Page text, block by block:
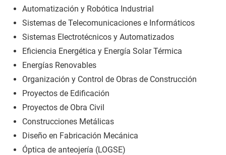
Automatización y Robótica Industrial
Sistemas de Telecomunicaciones e Informáticos
Sistemas Electrotécnicos y Automatizados
Eficiencia Energética y Energía Solar Térmica
Energías Renovables
Organización y Control de Obras de Construcción
Proyectos de Edificación
Proyectos de Obra Civil
Construcciones Metálicas
Diseño en Fabricación Mecánica
Óptica de anteojería (LOGSE)